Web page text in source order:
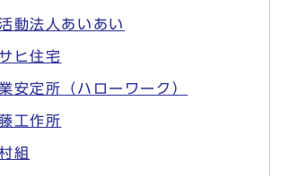
動法人あいあい
ヒ住宅
安定所（ハローワーク）
工作所
組